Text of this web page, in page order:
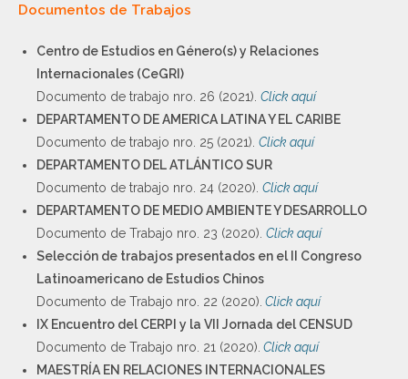
Documentos de Trabajos
Centro de Estudios en Género(s) y Relaciones
Internacionales (CeGRI)
Documento de trabajo nro. 26 (2021). Click aquí
DEPARTAMENTO DE AMERICA LATINA Y EL CARIBE
Documento de trabajo nro. 25 (2021). Click aquí
DEPARTAMENTO DEL ATLÁNTICO SUR
Documento de trabajo nro. 24 (2020). Click aquí
DEPARTAMENTO DE MEDIO AMBIENTE Y DESARROLLO
Documento de Trabajo nro. 23 (2020). Click aquí
Selección de trabajos presentados en el II Congreso
Latinoamericano de Estudios Chinos
Documento de Trabajo nro. 22 (2020). Click aquí
IX Encuentro del CERPI y la VII Jornada del CENSUD
Documento de Trabajo nro. 21 (2020). Click aquí
MAESTRÍA EN RELACIONES INTERNACIONALES